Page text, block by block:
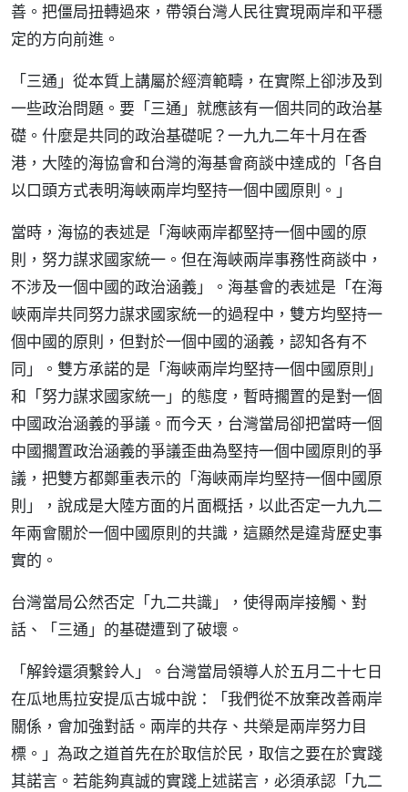
善。把僵局扭轉過來，帶領台灣人民往實現兩岸和平穩
定的方向前進。
「三通」從本質上講屬於經濟範疇，在實際上卻涉及到
一些政治問題。要「三通」就應該有一個共同的政治基
礎。什麼是共同的政治基礎呢？一九九二年十月在香
港，大陸的海協會和台灣的海基會商談中達成的「各自
以口頭方式表明海峽兩岸均堅持一個中國原則。」
當時，海協的表述是「海峽兩岸都堅持一個中國的原
則，努力謀求國家統一。但在海峽兩岸事務性商談中，
不涉及一個中國的政治涵義」。海基會的表述是「在海
峽兩岸共同努力謀求國家統一的過程中，雙方均堅持一
個中國的原則，但對於一個中國的涵義，認知各有不
同」。雙方承諾的是「海峽兩岸均堅持一個中國原則」
和「努力謀求國家統一」的態度，暫時擱置的是對一個
中國政治涵義的爭議。而今天，台灣當局卻把當時一個
中國擱置政治涵義的爭議歪曲為堅持一個中國原則的爭
議，把雙方都鄭重表示的「海峽兩岸均堅持一個中國原
則」，說成是大陸方面的片面概括，以此否定一九九二
年兩會關於一個中國原則的共識，這顯然是違背歷史事
實的。
台灣當局公然否定「九二共識」，使得兩岸接觸、對
話、「三通」的基礎遭到了破壞。
「解鈴還須繫鈴人」。台灣當局領導人於五月二十七日
在瓜地馬拉安提瓜古城中說：「我們從不放棄改善兩岸
關係，會加強對話。兩岸的共存、共榮是兩岸努力目
標。」為政之道首先在於取信於民，取信之要在於實踐
其諾言。若能夠真誠的實踐上述諾言，必須承認「九二